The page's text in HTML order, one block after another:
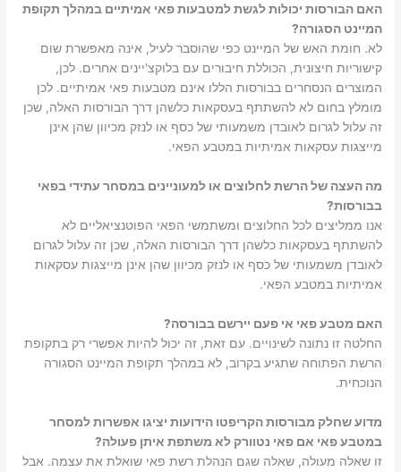
האם הבורסות יכולות לגשת למטבעות פאי אמיתיים במהלך תקופת
המיינט הסגורה?
לא. חומת האש של המיינט כפי שהוסבר לעיל, אינה מאפשרת שום
קישוריות חיצונית, הכוללת חיבורים עם בלוקצ'יינים אחרים. לכן,
המוצרים הנסחרים בבורסות הללו אינם מטבעות פאי אמיתיים. לכן
מומלץ בחום לא להשתתף בעסקאות כלשהן דרך הבורסות האלה, שכן
זה עלול לגרום לאובדן משמעותי של כסף או לנזק מכיוון שהן אינן
מייצגות עסקאות אמיתיות במטבע הפאי.
מה העצה של הרשת לחלוצים או למעוניינים במסחר עתידי בפאי
בבורסות?
אנו ממליצים לכל החלוצים ומשתמשי הפאי הפוטנציאליים לא
להשתתף בעסקאות כלשהן דרך הבורסות האלה, שכן זה עלול לגרום
לאובדן משמעותי של כסף או לנזק מכיוון שהן אינן מייצגות עסקאות
אמיתיות במטבע הפאי.
האם מטבע פאי אי פעם יירשם בבורסה?
החלטה זו נתונה לשינויים. עם זאת, זה יכול להיות אפשרי רק בתקופת
הרשת הפתוחה שתגיע בקרוב, לא במהלך תקופת המיינט הסגורה
הנוכחית.
מדוע שחלק מבורסות הקריפטו הידועות יציגו אפשרות למסחר
במטבע פאי אם פאי נטוורק לא משתפת איתן פעולה?
זו שאלה מעולה, שאלה שגם הנהלת רשת פאי שואלת את עצמה. אבל